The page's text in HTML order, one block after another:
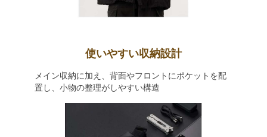
使いやすい収納設計
メイン収納に加え、背面やフロントにポケットを配
置し、小物の整理がしやすい構造